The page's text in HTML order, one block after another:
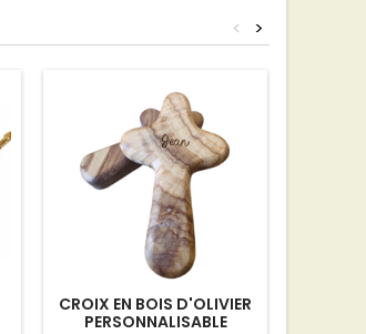
>
<
CROIX EN BOIS D'OLIVIER
PERSONNALISABLE